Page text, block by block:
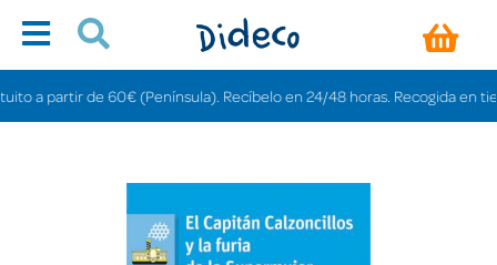
partir de 60€ (Península). Recíbelo en 24/48 horas. Recogida en